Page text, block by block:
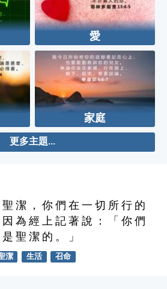
愛
家庭
更多主題...
潔 ， 你 們 在 一 切 所 行 的
為 經 上 記 著 說 ： 「 你 們
聖 潔 的 。 」
潔 生活 召命